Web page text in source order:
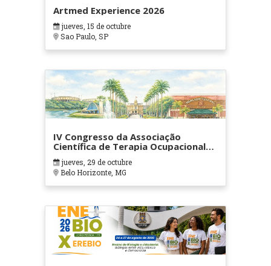
Artmed Experience 2026
jueves, 15 de octubre
Sao Paulo, SP
IV Congresso da Associação
Científica de Terapia Ocupacional
em Contextos Hospitalares e
Cuidados Paliativos - ATOHOSP
jueves, 29 de octubre
Belo Horizonte, MG